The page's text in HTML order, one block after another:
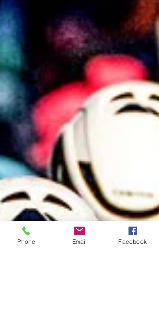
Phone Email Facebook